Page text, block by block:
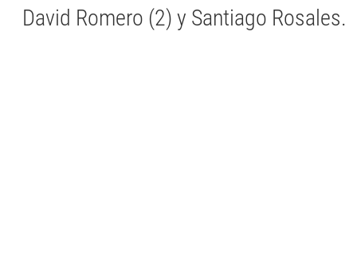
David Romero (2) y Santiago Rosales.